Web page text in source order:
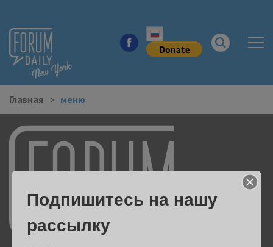
КУДА ПОЙТИ В ГОРОДЕ
ЗДОРОВЬЕ
РАБОТА И БИЗНЕС
ЖИЛЬЕ
Главная меню
Подпишитесь на нашу
рассылку